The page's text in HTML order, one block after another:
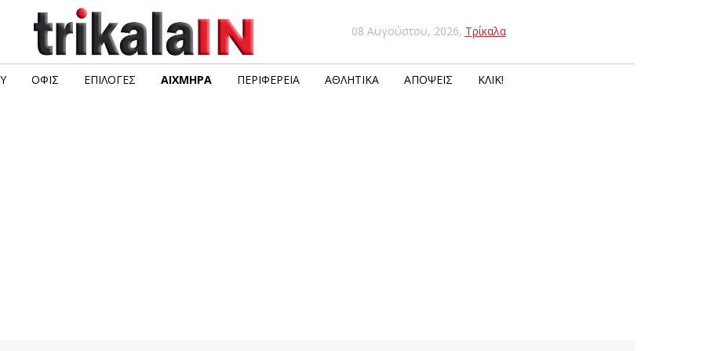
08 Αυγούστου, 2026, Τρίκαλα
ΟΦΙΣ ΕΠΙΛΟΓΈΣ ΑΙΧΜΗΡΆ ΠΕΡΙΦΈΡΕΙΑ ΑΘΛΗΤΙΚΆ ΑΠΌΨΕΙΣ ΚΛΙΚ!